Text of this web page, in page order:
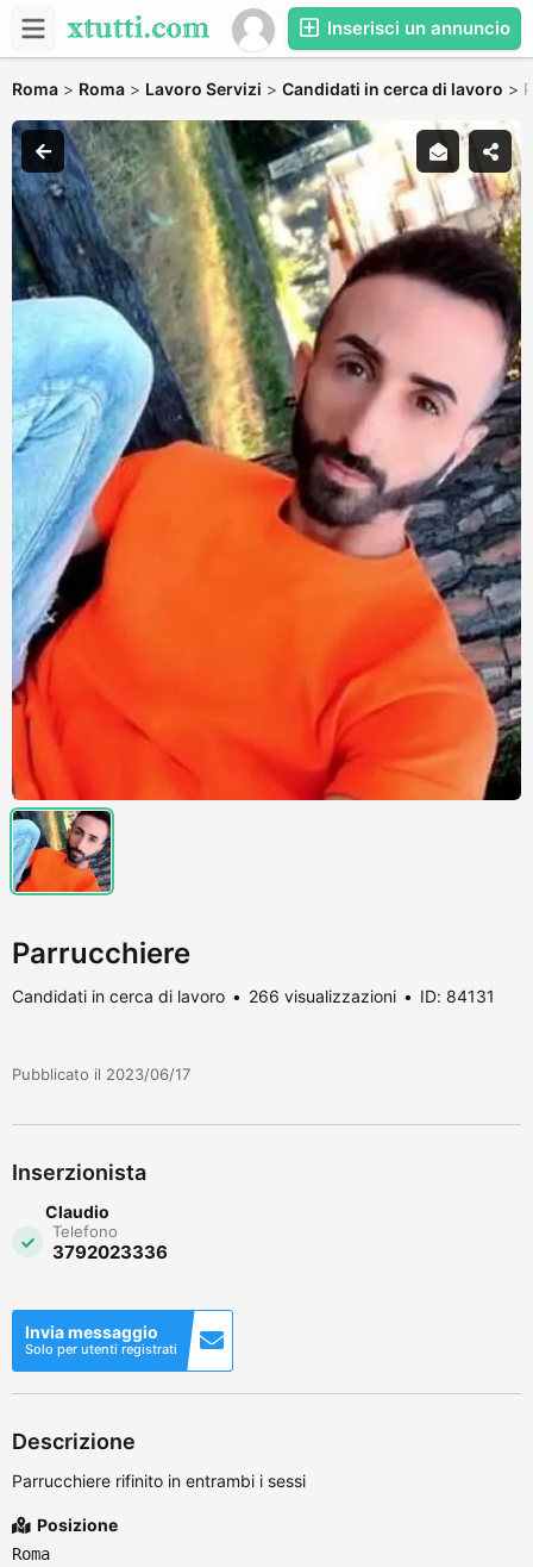
Inserisci un annuncio
Roma > Roma > Lavoro Servizi > Candidati in cerca di lavoro >
Parrucchiere
Candidati in cerca di lavoro 266 visualizzazioni ID: 84131
Pubblicato il 2023/06/17
Inserzionista
Claudio
Telefono
3792023336
Invia messaggio
Solo per utenti registrati
Descrizione
Parrucchiere rifinito in entrambi i sessi
Posizione
Roma